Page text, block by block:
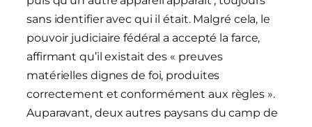
sans identifier avec qui il était. Malgré cela, le
pouvoir judiciaire fédéral a accepté la farce,
affirmant qu’il existait des « preuves
matérielles dignes de foi, produites
correctement et conformément aux règles ».
Auparavant, deux autres paysans du camp de